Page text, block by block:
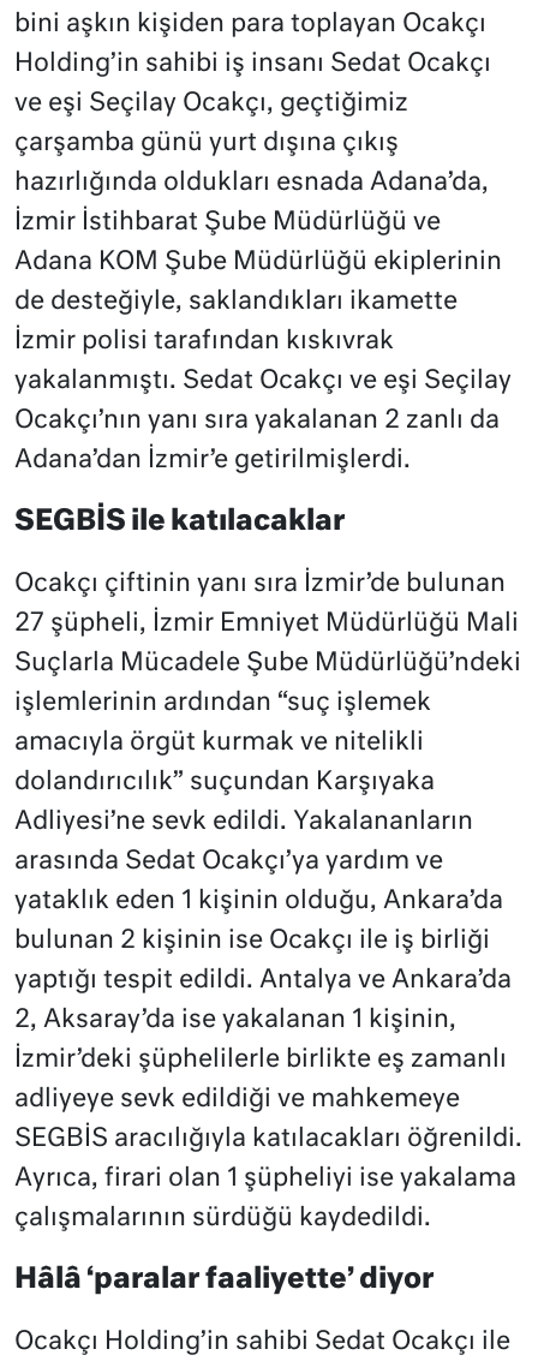
bini aşkın kişiden para toplayan Ocakçı
Holding’in sahibi iş insanı Sedat Ocakçı
ve eşi Seçilay Ocakçı, geçtiğimiz
çarşamba günü yurt dışına çıkış
hazırlığında oldukları esnada Adana’da,
İzmir İstihbarat Şube Müdürlüğü ve
Adana KOM Şube Müdürlüğü ekiplerinin
de desteğiyle, saklandıkları ikamette
İzmir polisi tarafından kıskıvrak
yakalanmıştı. Sedat Ocakçı ve eşi Seçilay
Ocakçı’nın yanı sıra yakalanan 2 zanlı da
Adana’dan İzmir’e getirilmişlerdi.
SEGBİS ile katılacaklar
Ocakçı çiftinin yanı sıra İzmir’de bulunan
27 şüpheli, İzmir Emniyet Müdürlüğü Mali
Suçlarla Mücadele Şube Müdürlüğü’ndeki
işlemlerinin ardından “suç işlemek
amacıyla örgüt kurmak ve nitelikli
dolandırıcılık” suçundan Karşıyaka
Adliyesi’ne sevk edildi. Yakalananların
arasında Sedat Ocakçı’ya yardım ve
yataklık eden 1 kişinin olduğu, Ankara’da
bulunan 2 kişinin ise Ocakçı ile iş birliği
yaptığı tespit edildi. Antalya ve Ankara’da
2, Aksaray’da ise yakalanan 1 kişinin,
İzmir’deki şüphelilerle birlikte eş zamanlı
adliyeye sevk edildiği ve mahkemeye
SEGBİS aracılığıyla katılacakları öğrenildi.
Ayrıca, firari olan 1 şüpheliyi ise yakalama
çalışmalarının sürdüğü kaydedildi.
Hâlâ ‘paralar faaliyette’ diyor
Ocakçı Holding’in sahibi Sedat Ocakçı ile